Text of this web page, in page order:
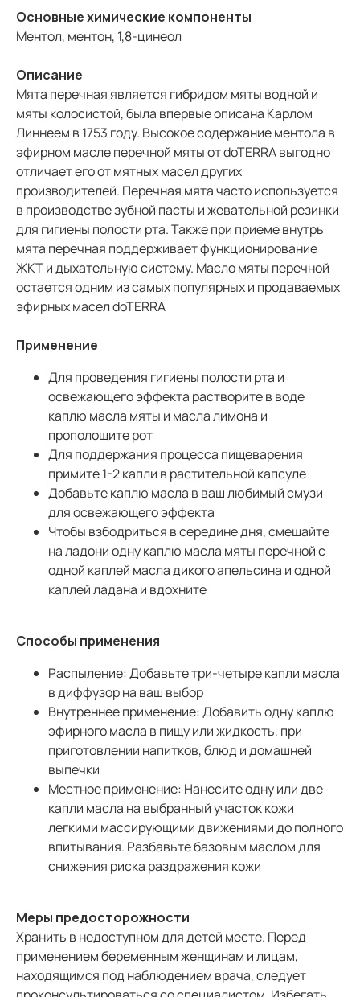
Основные химические компоненты
Ментол, ментон, 1,8-цинеол
Описание
Мята перечная является гибридом мяты водной и
мяты колосистой, была впервые описана Карлом
Линнеем в 1753 году. Высокое содержание ментола в
эфирном масле перечной мяты от doTERRA выгодно
отличает его от мятных масел других
производителей. Перечная мята часто используется
в производстве зубной пасты и жевательной резинки
для гигиены полости рта. Также при приеме внутрь
мята перечная поддерживает функционирование
ЖКТ и дыхательную систему. Масло мяты перечной
остается одним из самых популярных и продаваемых
эфирных масел doTERRA
Применение
Для проведения гигиены полости рта и
освежающего эффекта растворите в воде
каплю масла мяты и масла лимона и
прополощите рот
Для поддержания процесса пищеварения
примите 1-2 капли в растительной капсуле
Добавьте каплю масла в ваш любимый смузи
для освежающего эффекта
Чтобы взбодриться в середине дня, смешайте
на ладони одну каплю масла мяты перечной с
одной каплей масла дикого апельсина и одной
каплей ладана и вдохните
Способы применения
Распыление:Добавьте три-четыре капли масла
в диффузор на ваш выбор
Внутреннее применение: Добавить одну каплю
эфирного масла в пищу или жидкость, при
приготовлении напитков, блюд и домашней
выпечки
Местное применение: Нанесите одну или две
капли масла на выбранный участок кожи
легкими массирующими движениями до полного
впитывания. Разбавьте базовым маслом для
снижения риска раздражения кожи
Меры предосторожности
Хранить в недоступном для детей месте. Перед
применением беременным женщинам и лицам,
находящимся под наблюдением врача, следует